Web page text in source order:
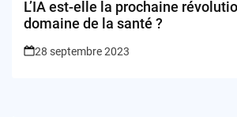
L’IA est-elle la prochaine
domaine de la santé ?
28 septembre 2023